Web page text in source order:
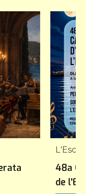
L'Escala
48a
de